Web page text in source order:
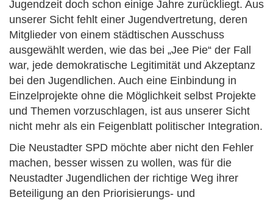
Jugendzeit doch schon einige Jahre zurückliegt. Aus
unserer Sicht fehlt einer Jugendvertretung, deren
Mitglieder von einem städtischen Ausschuss
ausgewählt werden, wie das bei „Jee Pie“ der Fall
war, jede demokratische Legitimität und Akzeptanz
bei den Jugendlichen. Auch eine Einbindung in
Einzelprojekte ohne die Möglichkeit selbst Projekte
und Themen vorzuschlagen, ist aus unserer Sicht
nicht mehr als ein Feigenblatt politischer Integration.
Die Neustadter SPD möchte aber nicht den Fehler
machen, besser wissen zu wollen, was für die
Neustadter Jugendlichen der richtige Weg ihrer
Beteiligung an den Priorisierungs- und